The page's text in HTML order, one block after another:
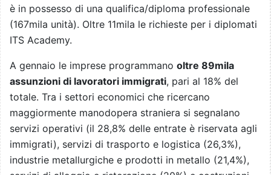
è in possesso di una qualifica/diploma professionale
(167mila unità). Oltre 11mila le richieste per i diplomati
ITS Academy.
A gennaio le imprese programmano oltre 89mila
assunzioni di lavoratori immigrati, pari al 18% del
totale. Tra i settori economici che ricercano
maggiormente manodopera straniera si segnalano
servizi operativi (il 28,8% delle entrate è riservata agli
immigrati), servizi di trasporto e logistica (26,3%),
industrie metallurgiche e prodotti in metallo (21,4%),